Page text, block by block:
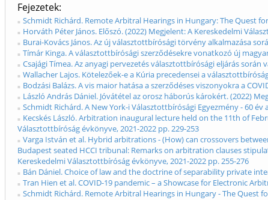
Fejezetek
Schmidt Richárd. Remote Arbitral Hearings in Hungary: The Quest
Horváth Péter János. Előszó. (2022) Megjelent: A Kereskedelmi
Burai-Kovács János. Az új választottbírósági törvény alkalmazása
Tímár Kinga. A választottbírósági szerződésekre vonatkozó új
Csajági Tímea. Az anyagi pervezetés választottbírósági eljárás
Wallacher Lajos. Kötelezőek-e a Kúria precedensei a
Bodzási Balázs. A vis maior hatása a szerződéses viszonyokra a
László András Dániel. Jóvátétel az orosz háborús károkért. (2022)
Schmidt Richárd. A New York-i Választottbírósági Egyezmény - 60
Kecskés László. Arbitration inaugural lecture held on the 11th of
Választottbíróság évkönyve, 2021-2022 pp. 229-253
Varga István et al. Hybrid arbitrations - (How) can crossovers
Budapest seated HCCI tribunal: Remarks on arbitration clauses
Kereskedelmi Választottbíróság évkönyve, 2021-2022 pp. 255-276
Bán Dániel. Choice of law and the doctrine of separability private
Tran Hien et al. COVID-19 pandemic – a Showcase for Electronic
Schmidt Richárd. Remote Arbitral Hearings in Hungary - The Quest